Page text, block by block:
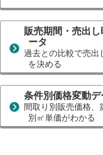
販売期間・売出
ータ
過去との比較で売出
を決める
条件別価格変動デ
間取り別販売価格、
別㎡単価がわかる